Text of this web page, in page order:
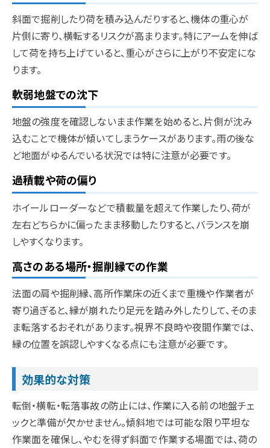
斜面で掘削したり荷を積み込んだりすると、機体の重心が
片側に寄り、横転するリスクが高まります。特にアームを伸ば
して荷を持ち上げていると、重心がさらに上がり不安定にな
ります。
軟弱地盤での沈下
地盤の強度を確認しないまま作業を始めると、片側が沈み
込むことで機体が傾いてしまうケースがあります。雨の後な
ど地面がゆるんでいる状況では特に注意が必要です。
過積載や荷の偏り
ホイールローダーなどで積載量を超えて作業したり、荷が
左右どちらかに偏ったまま移動したりすると、バランスを崩
しやすくなります。
高さのある場所・掘削縁での作業
法面の肩や掘削縁、高所作業床の近くまで重機や作業者が
寄り過ぎると、縁が崩れたり足元を踏み外したりして、そのま
ま転落するおそれがあります。視界不良時や夜間作業では、
縁の位置を誤認しやすくなる点にも注意が必要です。
効果的な対策
転倒・横転・転落事故の防止には、作業に入る前の地盤チェ
ックと準備が欠かせません。傾斜地では可能な限り平坦な
作業面を確保し、やむを得ず斜面で作業する場面では、荷の